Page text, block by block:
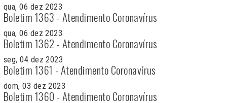
qua, 06 dez 2023
Boletim 1363 - Atendimento Coronavírus
qua, 06 dez 2023
Boletim 1362 - Atendimento Coronavírus
seg, 04 dez 2023
Boletim 1361 - Atendimento Coronavírus
dom, 03 dez 2023
Boletim 1360 - Atendimento Coronavírus